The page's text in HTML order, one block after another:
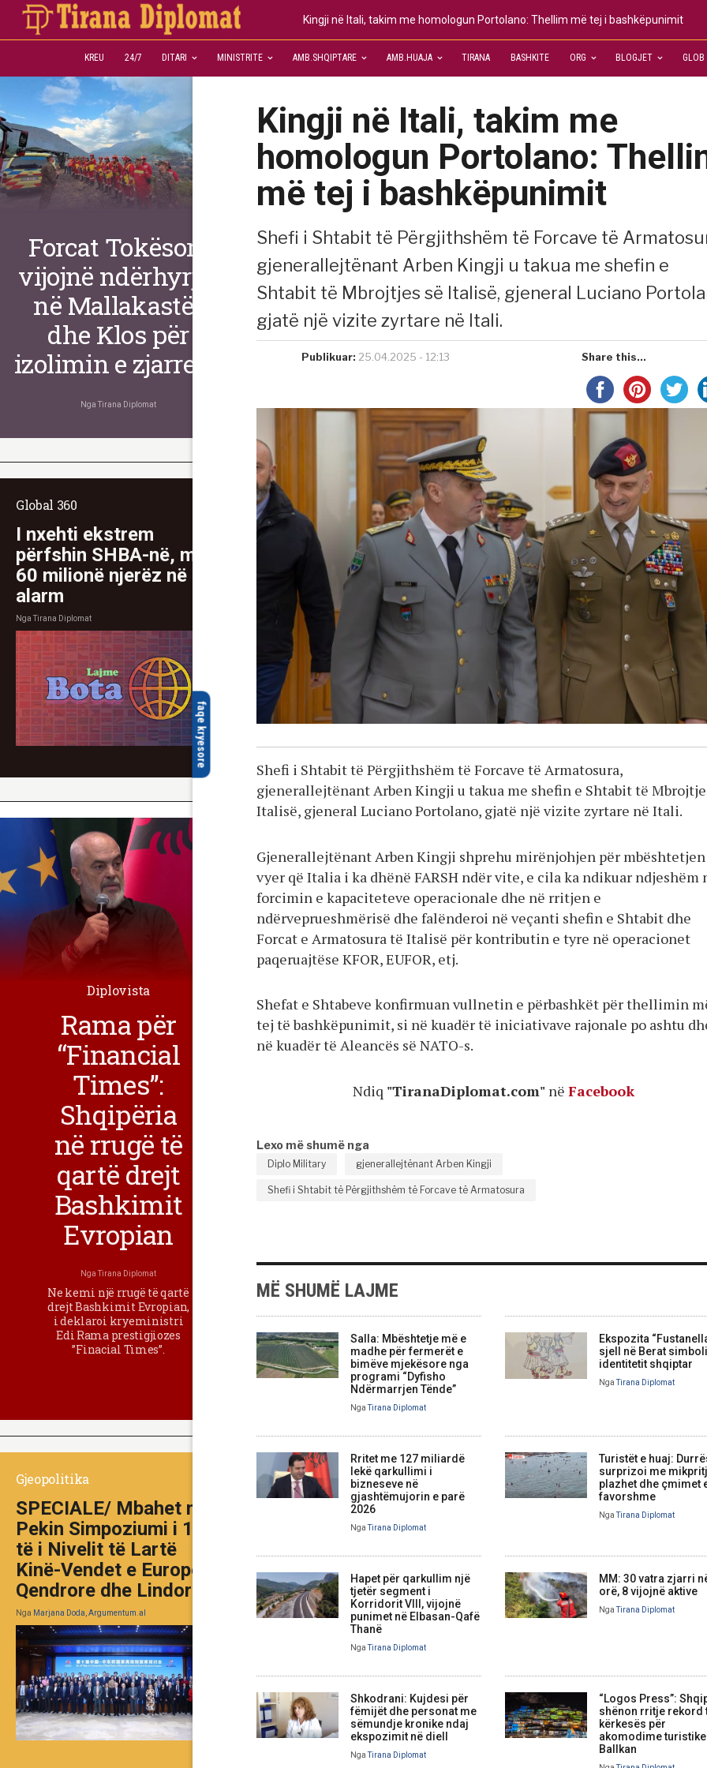
Kingji në Itali, takim me homologun Portolano: Thellim më tej i bashkëpunimit
KREU 24/7 DITARI MINISTRITE AMB.SHQIPTARE AMB.HUAJA TIRANA BASHKITE ORG BLOGJET GLOB
faqe kryesore
Kingji në Itali, takim me
homologun Portolano:
më tej i bashkëpunimit
Shefi i Shtabit të Përgjithshëm të Forcave të
gjenerallejtënant Arben Kingji u takua me shefin e
Shtabit të Mbrojtjes së Italisë, gjeneral Luciano
gjatë një vizite zyrtare në Itali.
Publikuar: 25.04.2025 - 12:13 Share this...
Shefi i Shtabit të Përgjithshëm të Forcave të Armatosura,
gjenerallejtënant Arben Kingji u takua me shefin e Shtabit të
Italisë, gjeneral Luciano Portolano, gjatë një vizite zyrtare në Itali.
Gjenerallejtënant Arben Kingji shprehu mirënjohjen për mbështetjen
vyer që Italia i ka dhënë FARSH ndër vite, e cila ka ndikuar ndjeshëm
forcimin e kapaciteteve operacionale dhe në rritjen e
ndërveprueshmërisë dhe falënderoi në veçanti shefin e Shtabit dhe
Forcat e Armatosura të Italisë për kontributin e tyre në operacionet
paqeruajtëse KFOR, EUFOR, etj.
Shefat e Shtabeve konfirmuan vullnetin e përbashkët për thellimin
tej të bashkëpunimit, si në kuadër të iniciativave rajonale po ashtu
në kuadër të Aleancës së NATO-s.
Ndiq "TiranaDiplomat.com" në Facebook
Lexo më shumë nga
Diplo Military gjenerallejtënant Arben Kingji
Shefi i Shtabit të Përgjithshëm të Forcave të Armatosura
MË SHUMË LAJME
Salla: Mbështetje më e
madhe për fermerët e
bimëve mjekësore nga
programi “Dyfisho
Ndërmarrjen Tënde”
NgaTirana Diplomat
Ekspozita
sjell në Berat
identitetit shqiptar
NgaTirana Diplomat
Rritet me 127 miliardë
lekë qarkullimi i
bizneseve në
gjashtëmujorin e parë
2026
NgaTirana Diplomat
Turistët e huaj:
surprizoi me
plazhet dhe çmimet
favorshme
NgaTirana Diplomat
Hapet për qarkullim një
tjetër segment i
Korridorit VIII, vijojnë
punimet në Elbasan-Qafë
Thanë
NgaTirana Diplomat
MM: 30 vatra zjarri
orë, 8 vijojnë aktive
NgaTirana Diplomat
Shkodrani: Kujdesi për
fëmijët dhe personat me
sëmundje kronike ndaj
ekspozimit në diell
NgaTirana Diplomat
“Logos Press”:
shënon rritje rekord
kërkesës për
akomodime turistike
Ballkan
Forcat Tokësore
vijojnë ndërhyrjet
në Mallakastër
dhe Klos për
izolimin e zjarreve
Nga Tirana Diplomat
Global 360
I nxehti ekstrem
përfshin SHBA-në, mbi
60 milionë njerëz në
alarm
NgaTirana Diplomat
Diplovista
Rama për
“Financial
Times”:
Shqipëria
në rrugë të
qartë drejt
Bashkimit
Evropian
NgaTirana Diplomat
Ne kemi një rrugë të qartë
drejt Bashkimit Evropian,
i deklaroi kryeministri
Edi Rama prestigjiozes
”Finacial Times”.
Gjeopolitika
SPECIALE/ Mbahet në
Pekin Simpoziumi i 10-
të i Nivelit të Lartë
Kinë-Vendet e Europës
Qendrore dhe Lindore
Nga Marjana Doda, Argumentum.al